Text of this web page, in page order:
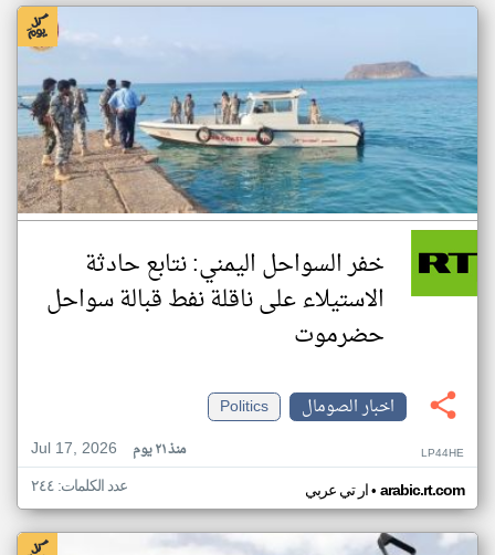
خفر السواحل اليمني: نتابع حادثة
الاستيلاء على ناقلة نفط قبالة سواحل
حضرموت
اخبار الصومال
Politics
Jul 17, 2026
منذ ٢١ يوم LP44HE
ار تي عربي• arabic.rt.com عدد الكلمات: ٢٤٤